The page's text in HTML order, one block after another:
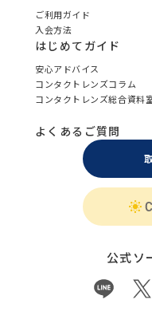
ご利用ガイド
入会方法
はじめてガイド
安心アドバイス
コンタクトレンズコラム
コンタクトレンズ総合資料
よくあるご質問
公式ソ